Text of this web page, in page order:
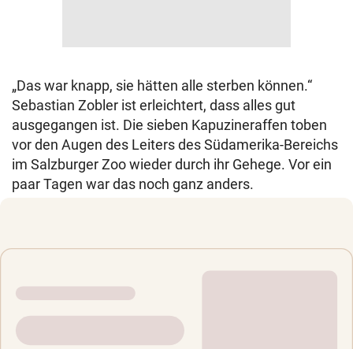
„Das war knapp, sie hätten alle sterben können.“
Sebastian Zobler ist erleichtert, dass alles gut
ausgegangen ist. Die sieben Kapuzineraffen toben
vor den Augen des Leiters des Südamerika-Bereichs
im Salzburger Zoo wieder durch ihr Gehege. Vor ein
paar Tagen war das noch ganz anders.